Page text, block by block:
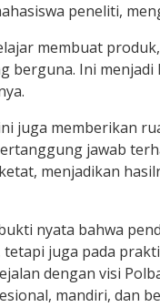
peneliti,
membuat
berguna. Ini
juga memberikan
jawab
menjadikan
nyata bahwa
juga pada
dengan visi
mandiri, dan